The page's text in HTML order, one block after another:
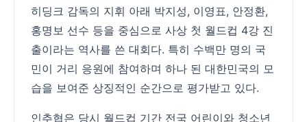
히딩크 감독의 지휘 아래 박지성, 이영표, 안정환,
홍명보 선수 등을 중심으로 사상 첫 월드컵 4강 진
출이라는 역사를 쓴 대회다. 특히 수백만 명의 국
민이 거리 응원에 참여하며 하나 된 대한민국의 모
습을 보여준 상징적인 순간으로 평가받고 있다.
인추협은 당시 월드컵 기간 전국 어린이와 청소년